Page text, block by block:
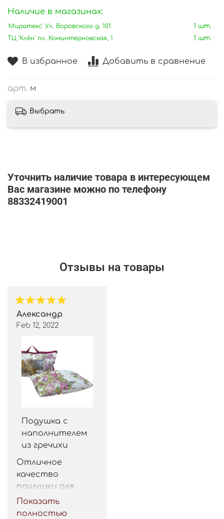
В избранное Добавить в сравнение
арт. м
Наличие в магазинах:
'Миратекс' Ул. Воровского д. 101
1 шт.
ТЦ 'Клён' пл. Коминтерновская, 1
1 шт.
Выбрать
Уточнить наличие товара в интересующем
Вас магазине можно по телефону
88332419001
Отзывы на товары
Александр
Feb 12, 2022
Подушка с
наполнителем
из гречихи
Отличное
качество
пошушки для
такой цены.
Рекомендую.
Показать
полностью